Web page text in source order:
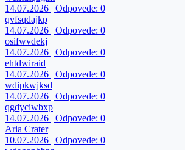
14.07.2026 | Odpovede: 0
qvfsqdajkp
14.07.2026 | Odpovede: 0
osifwvdekj
14.07.2026 | Odpovede: 0
ehtdwiraid
14.07.2026 | Odpovede: 0
wdipkwjksd
14.07.2026 | Odpovede: 0
qgdyciwbxp
14.07.2026 | Odpovede: 0
Aria Crater
10.07.2026 | Odpovede: 0